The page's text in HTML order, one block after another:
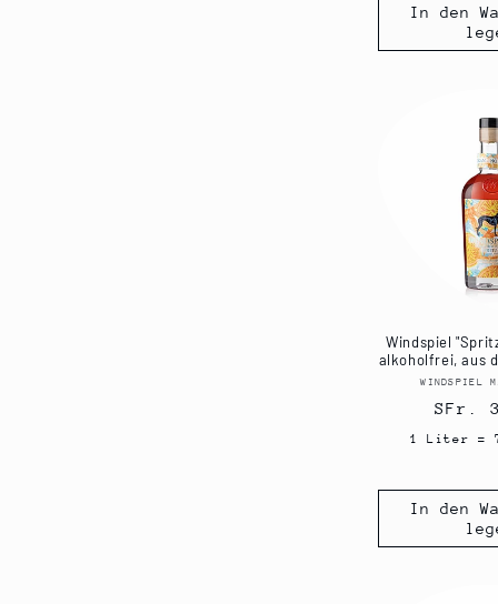
In den
Windspiel
alkoholfrei, aus
WINDSPIEL
Preis
SFr.
1 Liter =
In den